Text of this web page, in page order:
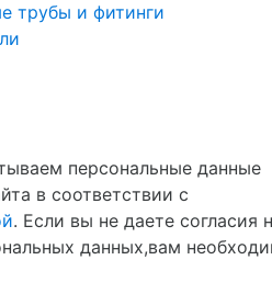
трубы и фитинги
персональные данные
в соответствии с
. Если вы не даете согласия
данных,вам